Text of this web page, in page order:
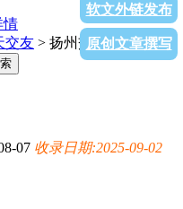
软文外链发布
原创文章撰写
交友 > 扬州交友网
07 收录日期:2025-09-02